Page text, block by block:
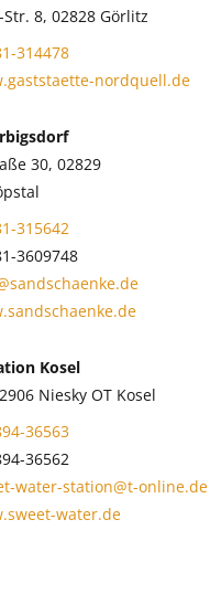
8, 02828 Görlitz
314478
nordquell.de
30, 02829
315642
3609748
Kosel
Niesky OT Kosel
36563
36562
water-station@t-online.de
water.de